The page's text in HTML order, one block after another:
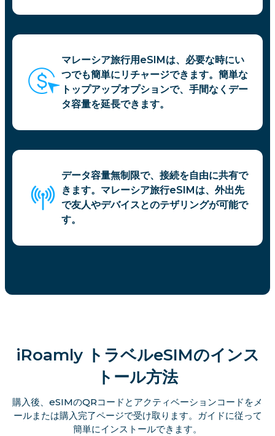
マレーシア旅行用eSIMは、必要な時にい
つでも簡単にリチャージできます。簡単な
トップアップオプションで、手間なくデー
タ容量を延長できます。
データ容量無制限で、接続を自由に共有で
きます。マレーシア旅行eSIMは、外出先
で友人やデバイスとのテザリングが可能で
す。
iRoamly トラベルeSIMのインス
トール方法
購入後、eSIMのQRコードとアクティベーションコードをメ
ールまたは購入完了ページで受け取ります。ガイドに従って
簡単にインストールできます。